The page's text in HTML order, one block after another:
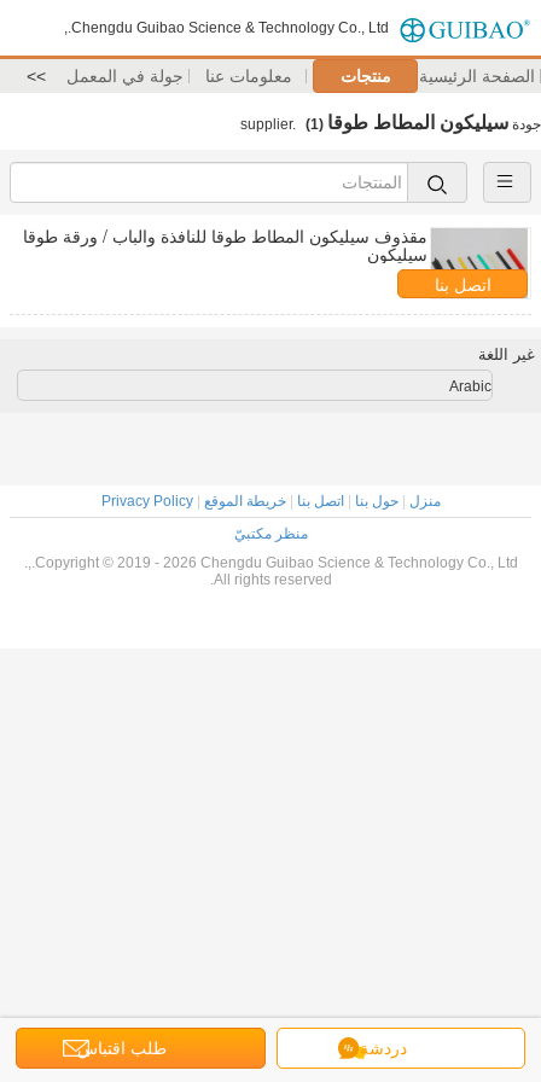
Chengdu Guibao Science & Technology Co., Ltd.,
الصفحة الرئيسية منتجات معلومات عنا جولة في المعمل >>
جودة سيليكون المطاط طوقا (1)
مقذوف سيليكون المطاط طوقا للنافذة والباب / ورقة طوقا
سيليكون
اتصل بنا
دردشة طلب اقتباس
غير اللغة
Arabic
منزل |حول بنا اتصل بنا |خريطة الموقع |
Privacy Policy
منظر مكتبيّ
Copyright © 2019 - 2026 Chengdu Guibao Science & Technology Co., Ltd.,.
All rights reserved.